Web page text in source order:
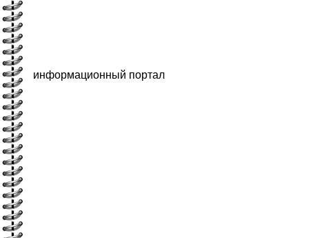
информационный портал